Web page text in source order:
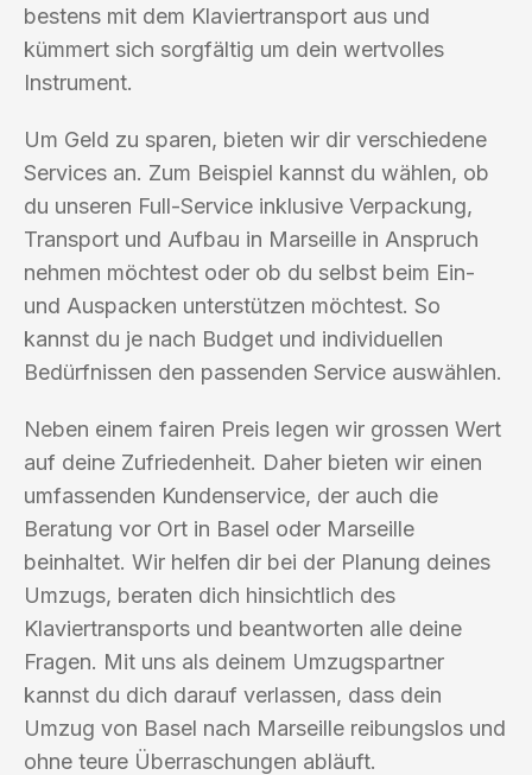
bestens mit dem Klaviertransport aus und
kümmert sich sorgfältig um dein wertvolles
Instrument.
Um Geld zu sparen, bieten wir dir verschiedene
Services an. Zum Beispiel kannst du wählen, ob
du unseren Full-Service inklusive Verpackung,
Transport und Aufbau in Marseille in Anspruch
nehmen möchtest oder ob du selbst beim Ein-
und Auspacken unterstützen möchtest. So
kannst du je nach Budget und individuellen
Bedürfnissen den passenden Service auswählen.
Neben einem fairen Preis legen wir grossen Wert
auf deine Zufriedenheit. Daher bieten wir einen
umfassenden Kundenservice, der auch die
Beratung vor Ort in Basel oder Marseille
beinhaltet. Wir helfen dir bei der Planung deines
Umzugs, beraten dich hinsichtlich des
Klaviertransports und beantworten alle deine
Fragen. Mit uns als deinem Umzugspartner
kannst du dich darauf verlassen, dass dein
Umzug von Basel nach Marseille reibungslos und
ohne teure Überraschungen abläuft.